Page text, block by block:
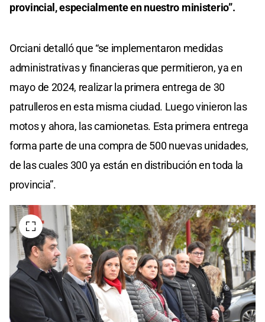
provincial, especialmente en nuestro ministerio”.
Orciani detalló que “se implementaron medidas
administrativas y financieras que permitieron, ya en
mayo de 2024, realizar la primera entrega de 30
patrulleros en esta misma ciudad. Luego vinieron las
motos y ahora, las camionetas. Esta primera entrega
forma parte de una compra de 500 nuevas unidades,
de las cuales 300 ya están en distribución en toda la
provincia”.